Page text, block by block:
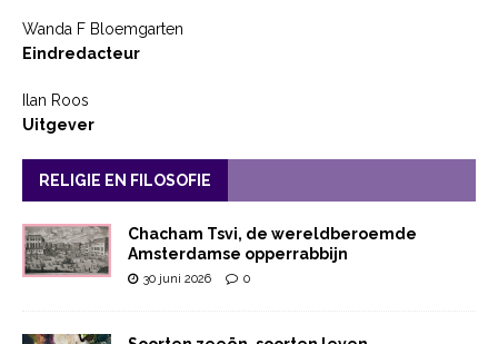
Wanda F Bloemgarten
Eindredacteur
Ilan Roos
Uitgever
RELIGIE EN FILOSOFIE
Chacham Tsvi, de wereldberoemde
Amsterdamse opperrabbijn
30 juni 2026 0